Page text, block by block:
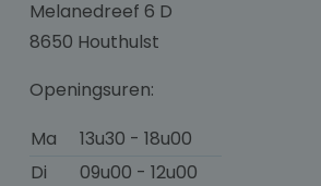
Melanedreef 6 D
8650 Houthulst
Openingsuren:
Ma
13u30 - 18u00
Di
09u00 - 12u00